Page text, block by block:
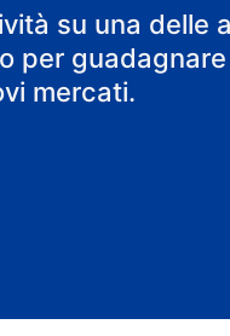
su una delle
per
mercati.